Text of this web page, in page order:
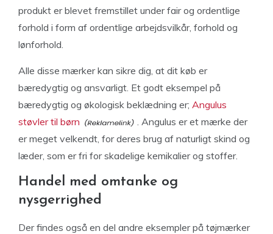
produkt er blevet fremstillet under fair og ordentlige
forhold i form af ordentlige arbejdsvilkår, forhold og
lønforhold.
Alle disse mærker kan sikre dig, at dit køb er
bæredygtig og ansvarligt. Et godt eksempel på
bæredygtig og økologisk beklædning er; Angulus
støvler til børn
. Angulus er et mærke der
er meget velkendt, for deres brug af naturligt skind og
læder, som er fri for skadelige kemikalier og stoffer.
Handel med omtanke og
nysgerrighed
Der findes også en del andre eksempler på tøjmærker